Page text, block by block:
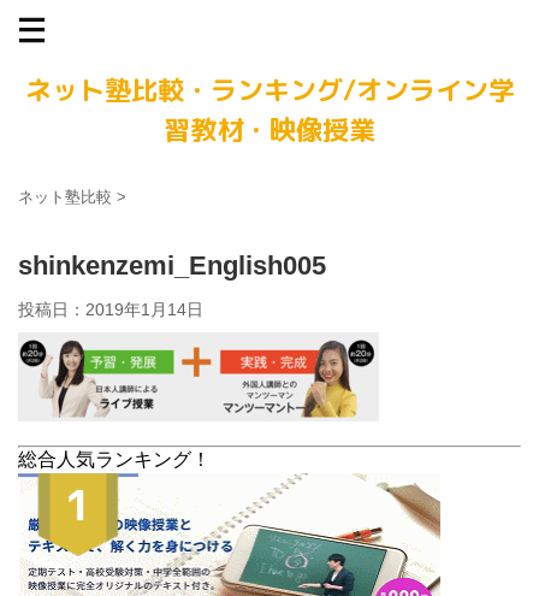
ネット塾比較・ランキング/オンライン学
習教材・映像授業
ネット塾比較 >
shinkenzemi_English005
投稿日： 2019年1月14日
総合人気ランキング！